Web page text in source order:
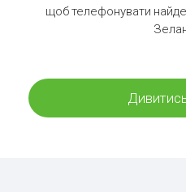
щоб телефонувати